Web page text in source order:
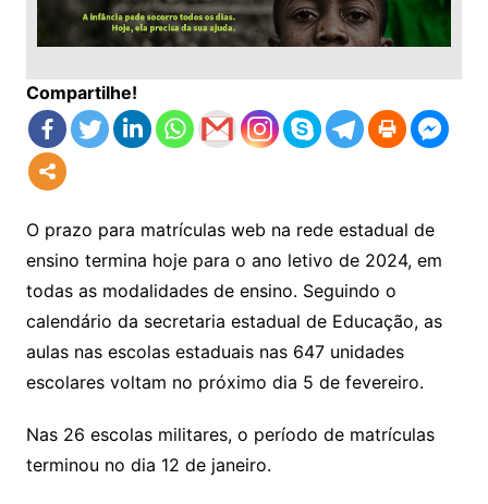
Compartilhe!
O prazo para matrículas web na rede estadual de
ensino termina hoje para o ano letivo de 2024, em
todas as modalidades de ensino. Seguindo o
calendário da secretaria estadual de Educação, as
aulas nas escolas estaduais nas 647 unidades
escolares voltam no próximo dia 5 de fevereiro.
Nas 26 escolas militares, o período de matrículas
terminou no dia 12 de janeiro.